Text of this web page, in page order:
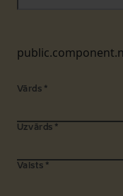
Vārds *
Uzvārds *
Valsts *